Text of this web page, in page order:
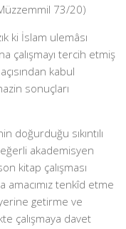
73/20)
ki İslam ulemâsı
çalışmayı tercih etmiş
kabul
sonuçları
doğurduğu sıkıntılı
akademisyen
kitap çalışması
amacımız tenkîd etme
getirme ve
çalışmaya davet